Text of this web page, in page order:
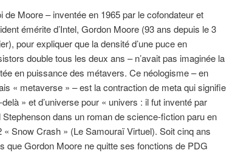
de Moore – inventée en 1965 par le cofondateur et
émérite d’Intel, Gordon Moore (93 ans depuis le 3
pour expliquer que la densité d’une puce en
double tous les deux ans – n’avait pas imaginée la
en puissance des métavers. Ce néologisme – en
« metaverse » – est la contraction de meta qui signifie
delà » et d’universe pour « univers : il fut inventé par
Stephenson dans un roman de science-fiction paru en
« Snow Crash » (Le Samouraï Virtuel). Soit cinq ans
que Gordon Moore ne quitte ses fonctions de PDG